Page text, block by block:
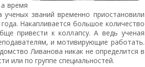
время
званий временно приостановили
Накапливается большое количество
привести к коллапсу. А ведь ученая
и мотивирующие работать.
Ливанова никак не определится в
или по группе специальностей.